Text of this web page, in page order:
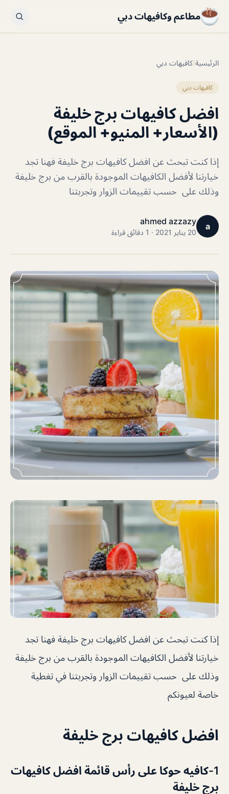
مطاعم وكافيهات دبي
الرئيسية/كافيهات دبي
كافيهات دبي
افضل كافيهات برج خليفة
(الأسعار+ المنيو+ الموقع)
إذا كنت تبحث عن افضل كافيهات برج خليفة فهنا تجد
خيارتنا لأفضل الكافيهات الموجودة بالقرب من برج خليفة
وذلك على حسب تقييمات الزوار وتجربتنا
a
ahmed azzazy
20 يناير 2021 · 1 دقائق قراءة
إذا كنت تبحث عن افضل كافيهات برج خليفة فهنا تجد
خيارتنا لأفضل الكافيهات الموجودة بالقرب من برج خليفة
وذلك على حسب تقييمات الزوار وتجربتنا في تغطية
خاصة لعيونكم
افضل كافيهات برج خليفة
1- كافيه حوكا على رأس قائمة افضل كافيهات
برج خليفة